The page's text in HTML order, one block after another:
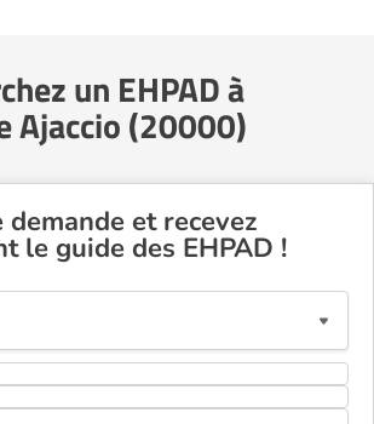
un EHPAD à
Ajaccio (20000)
et recevez
le guide des EHPAD !